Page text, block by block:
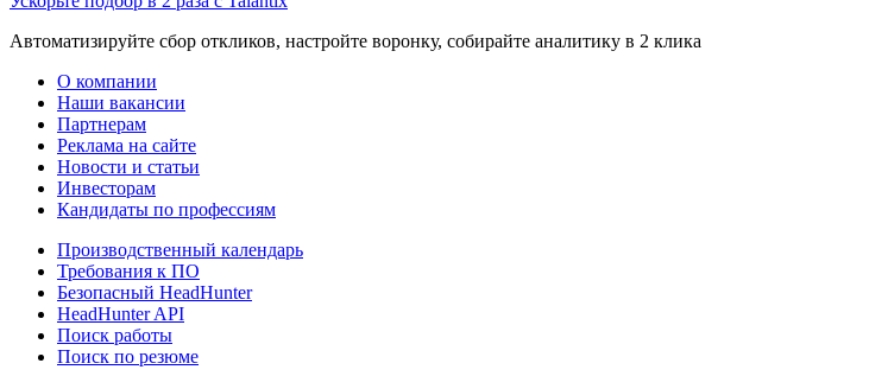
Автоматизируйте сбор откликов, настройте воронку, собирайте аналитику в 2 клика
О компании
Наши вакансии
Партнерам
Реклама на сайте
Новости и статьи
Инвесторам
Кандидаты по профессиям
Производственный календарь
Требования к ПО
Безопасный HeadHunter
HeadHunter API
Поиск работы
Поиск по резюме